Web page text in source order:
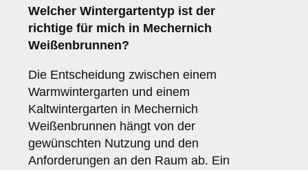
Welcher Wintergartentyp ist der
richtige für mich in Mechernich
Weißenbrunnen?
Die Entscheidung zwischen einem
Warmwintergarten und einem
Kaltwintergarten in Mechernich
Weißenbrunnen hängt von der
gewünschten Nutzung und den
Anforderungen an den Raum ab. Ein